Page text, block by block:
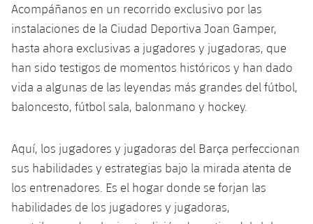
Clasificaciones
Fotos
League of Legends
VALORANT Game Changers
eFootball
Acompáñanos en un recorrido exclusivo por las
instalaciones de la Ciudad Deportiva Joan Gamper,
hasta ahora exclusivas a jugadores y jugadoras, que
han sido testigos de momentos históricos y han dado
vida a algunas de las leyendas más grandes del fútbol,
baloncesto, fútbol sala, balonmano y hockey.
Aquí, los jugadores y jugadoras del Barça perfeccionan
sus habilidades y estrategias bajo la mirada atenta de
los entrenadores. Es el hogar donde se forjan las
habilidades de los jugadores y jugadoras,